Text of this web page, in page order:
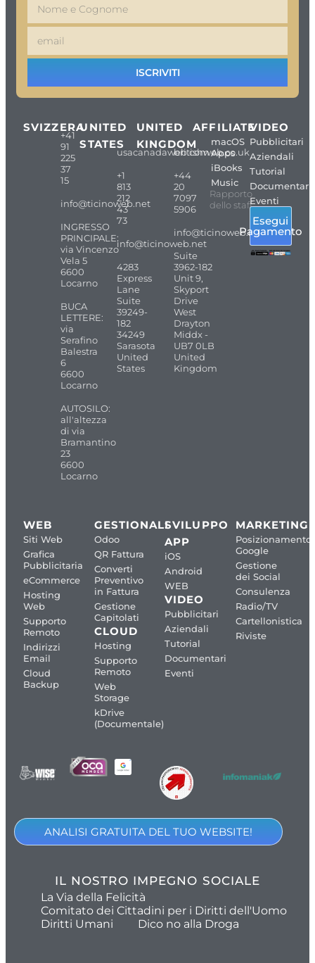
ISCRIVITI
SVIZZERA
+41
91
225
37
15
info@ticinoweb.net
INGRESSO
PRINCIPALE:
via Vincenzo
Vela 5
6600
Locarno
BUCA
LETTERE:
via
Serafino
Balestra
6
6600
Locarno
AUTOSILO:
all'altezza
di via
Bramantino
23
6600
Locarno
UNITED
STATES
usacanadaweb.com
+1
813
212
43
73
info@ticinoweb.net
4283
Express
Lane
Suite
39249-
182
34249
Sarasota
United
States
UNITED
KINGDOM
britishweb.co.uk
+44
20
7097
5906
info@ticinoweb.net
Suite
3962-182
Unit 9,
Skyport
Drive
West
Drayton
Middx -
UB7 0LB
United
Kingdom
AFFILIATE
macOS
Apps
iBooks
Music
Rapporto
dello staff
VIDEO
Pubblicitari
Aziendali
Tutorial
Documentari
Eventi
Esegui
Pagamento
WEB
Siti Web
Grafica
Pubblicitaria
eCommerce
Hosting
Web
Supporto
Remoto
Indirizzi
Email
Cloud
Backup
GESTIONALI
Odoo
QR Fattura
Converti
Preventivo
in Fattura
Gestione
Capitolati
CLOUD
Hosting
Supporto
Remoto
Web
Storage
kDrive
(Documentale)
SVILUPPO
APP
iOS
Android
WEB
VIDEO
Pubblicitari
Aziendali
Tutorial
Documentari
Eventi
MARKETING
Posizionamento
Google
Gestione
dei Social
Consulenza
Radio/TV
Cartellonistica
Riviste
ANALISI GRATUITA DEL TUO WEBSITE!
IL NOSTRO IMPEGNO SOCIALE
La Via della Felicità
Comitato dei Cittadini per i Diritti dell'Uomo
Diritti Umani
Dico no alla Droga